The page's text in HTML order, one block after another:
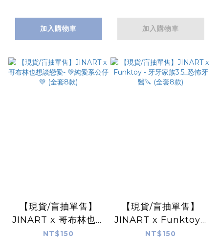
(全套6款)
加入購物車
款)
加入購物車
【現貨/盲抽單售】
JINART x 哥布林也想
談戀愛- 💚純愛系公仔
NT$150
【現貨/盲抽單售】
JINART x Funktoy -
牙牙家族3.5_恐怖牙醫
NT$150